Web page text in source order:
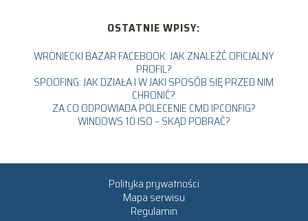
OSTATNIE WPISY:
WRONIECKI BAZAR FACEBOOK: JAK ZNALEŹĆ OFICJALNY
PROFIL?
SPOOFING: JAK DZIAŁA I W JAKI SPOSÓB SIĘ PRZED NIM
CHRONIĆ?
ZA CO ODPOWIADA POLECENIE CMD IPCONFIG?
WINDOWS 10 ISO – SKĄD POBRAĆ?
Polityka prywatności
Mapa serwisu
Regulamin